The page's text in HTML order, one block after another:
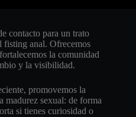
contacto para un trato
fisting anal. Ofrecemos
la comunidad
y la visibilidad.
promovemos la
madurez sexual: de forma
si tienes curiosidad o